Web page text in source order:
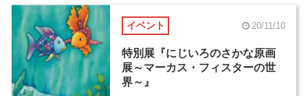
COLUMN
コラム イベント 20/11/10
特別展『にじいろのさかな原画
展～マーカス・フィスターの世
界～』